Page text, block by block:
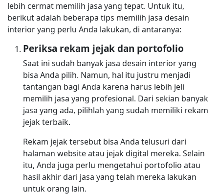
lebih cermat memilih jasa yang tepat. Untuk itu,
berikut adalah beberapa tips memilih jasa desain
interior yang perlu Anda lakukan, di antaranya:
Periksa rekam jejak dan portofolio
Saat ini sudah banyak jasa desain interior yang
bisa Anda pilih. Namun, hal itu justru menjadi
tantangan bagi Anda karena harus lebih jeli
memilih jasa yang profesional. Dari sekian banyak
jasa yang ada, pilihlah yang sudah memiliki rekam
jejak terbaik.
Rekam jejak tersebut bisa Anda telusuri dari
halaman website atau jejak digital mereka. Selain
itu, Anda juga perlu mengetahui portofolio atau
hasil akhir dari jasa yang telah mereka lakukan
untuk orang lain.